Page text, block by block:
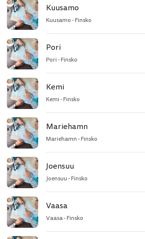
Kuusamo
Kuusamo - Finsko
Pori
Pori - Finsko
Kemi
Kemi - Finsko
Mariehamn
Mariehamn - Finsko
Joensuu
Joensuu - Finsko
Vaasa
Vaasa - Finsko